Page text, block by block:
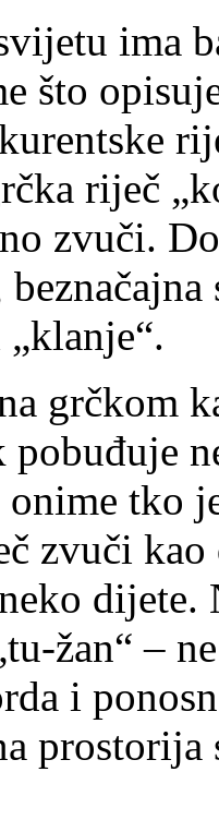
ima
što
riječ
zvuči.
grčkom
tko
zvuči
dijete.
žan“ –
i